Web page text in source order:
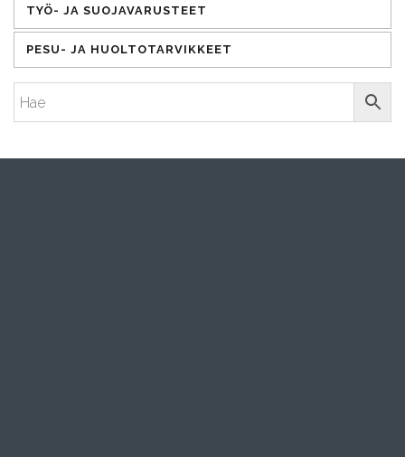
TYÖ- JA SUOJAVARUSTEET
PESU- JA HUOLTOTARVIKKEET